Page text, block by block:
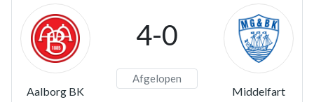
Aalborg BK
4-0
Afgelopen
Middelfart